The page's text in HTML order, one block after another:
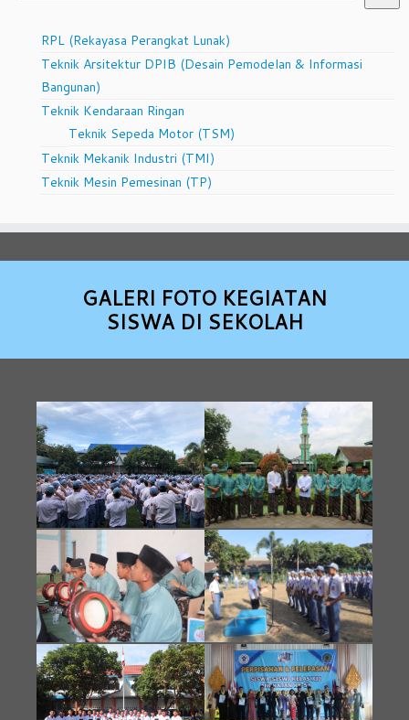
RPL (Rekayasa Perangkat Lunak)
Teknik Arsitektur DPIB (Desain Pemodelan & Informasi
Bangunan)
Teknik Kendaraan Ringan
Teknik Sepeda Motor (TSM)
Teknik Mekanik Industri (TMI)
Teknik Mesin Pemesinan (TP)
GALERI FOTO KEGIATAN
SISWA DI SEKOLAH